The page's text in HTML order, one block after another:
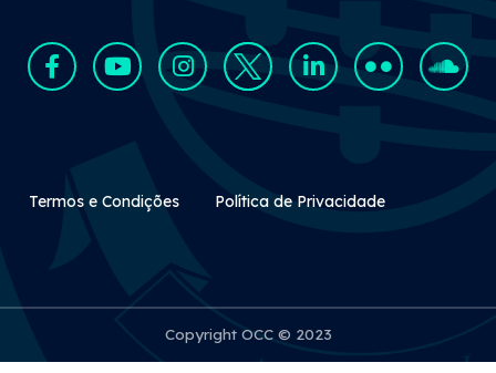
Rodapé Secundário
Termos e Condições Política de Privacidade
Copyright OCC © 2023